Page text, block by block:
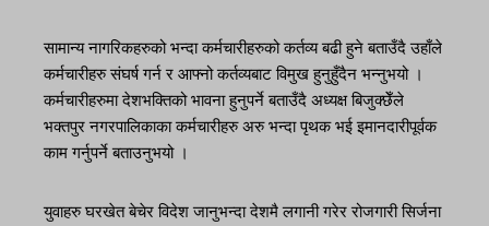
सामान्य नागरिकहरुको भन्दा कर्मचारीहरुको कर्तव्य बढी हुने बताउँदै उहाँले
कर्मचारीहरु संघर्ष गर्न र आफ्नो कर्तव्यबाट विमुख हुनुहुँदैन भन्नुभयो ।
कर्मचारीहरुमा देशभक्तिको भावना हुनुपर्ने बताउँदै अध्यक्ष बिजुक्छेँले
भक्तपुर नगरपालिकाका कर्मचारीहरु अरु भन्दा पृथक भई इमानदारीपूर्वक
काम गर्नुपर्ने बताउनुभयो ।
युवाहरु घरखेत बेचेर विदेश जानुभन्दा देशमै लगानी गरेर रोजगारी सिर्जना